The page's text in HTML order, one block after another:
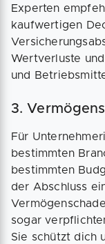
Experten
kaufwertigen
Wertverluste
und
3.
Für
bestimmten
bestimmten
der Abschluss
sogar
Sie schützt dich